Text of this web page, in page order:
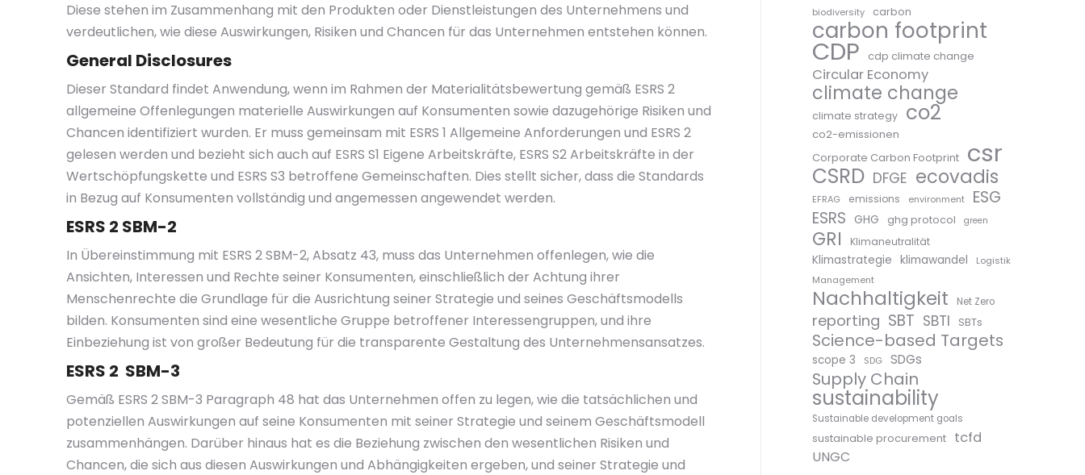
Diese stehen im Zusammenhang mit den Produkten oder Dienstleistungen des Unternehmens und
verdeutlichen, wie diese Auswirkungen, Risiken und Chancen für das Unternehmen entstehen können.
General Disclosures
Dieser Standard findet Anwendung, wenn im Rahmen der Materialitätsbewertung gemäß ESRS 2
allgemeine Offenlegungen materielle Auswirkungen auf Konsumenten sowie dazugehörige Risiken und
Chancen identifiziert wurden. Er muss gemeinsam mit ESRS 1 Allgemeine Anforderungen und ESRS 2
gelesen werden und bezieht sich auch auf ESRS S1 Eigene Arbeitskräfte, ESRS S2 Arbeitskräfte in der
Wertschöpfungskette und ESRS S3 betroffene Gemeinschaften. Dies stellt sicher, dass die Standards
in Bezug auf Konsumenten vollständig und angemessen angewendet werden.
ESRS 2 SBM-2
In Übereinstimmung mit ESRS 2 SBM-2, Absatz 43, muss das Unternehmen offenlegen, wie die
Ansichten, Interessen und Rechte seiner Konsumenten, einschließlich der Achtung ihrer
Menschenrechte die Grundlage für die Ausrichtung seiner Strategie und seines Geschäftsmodells
bilden. Konsumenten sind eine wesentliche Gruppe betroffener Interessengruppen, und ihre
Einbeziehung ist von großer Bedeutung für die transparente Gestaltung des Unternehmensansatzes.
ESRS 2 SBM-3
Gemäß ESRS 2 SBM-3 Paragraph 48 hat das Unternehmen offen zu legen, wie die tatsächlichen und
potenziellen Auswirkungen auf seine Konsumenten mit seiner Strategie und seinem Geschäftsmodell
zusammenhängen. Darüber hinaus hat es die Beziehung zwischen den wesentlichen Risiken und
Chancen, die sich aus diesen Auswirkungen und Abhängigkeiten ergeben, und seiner Strategie und
biodiversity carbon
carbon footprint
CDP cdp climate change
Circular Economy
climate change
climate strategy co2
co2-emissionen
Corporate Carbon Footprint csr
CSRD DFGE ecovadis
EFRAG emissions environment
ESG
ESRS GHG ghg protocol green
GRI Klimaneutralität
Klimastrategie klimawandel
Logistik
Management
Nachhaltigkeit Net Zero
reporting SBT SBTI SBTs
Science-based Targets
scope 3 SDG SDGs
Supply Chain
sustainability
Sustainable development goals
sustainable procurement tcfd
UNGC